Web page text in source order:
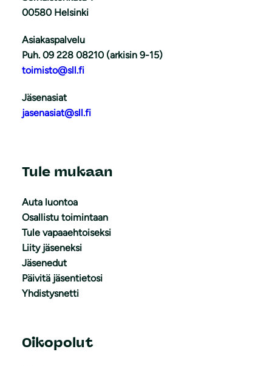
00580 Helsinki
Asiakaspalvelu
Puh. 09 228 08210 (arkisin 9-15)
toimisto@sll.fi
Jäsenasiat
jasenasiat@sll.fi
Tule mukaan
Auta luontoa
Osallistu toimintaan
Tule vapaaehtoiseksi
Liity jäseneksi
Jäsenedut
Päivitä jäsentietosi
Yhdistysnetti
Oikopolut